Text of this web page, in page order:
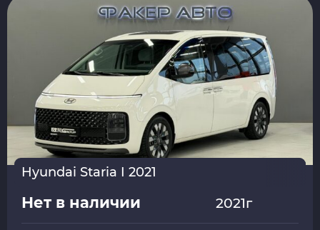
Hyundai Staria I 2021
Нет в наличии 2021г